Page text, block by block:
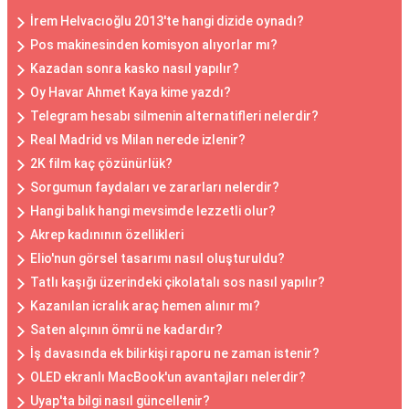
İrem Helvacıoğlu 2013'te hangi dizide oynadı?
Pos makinesinden komisyon alıyorlar mı?
Kazadan sonra kasko nasıl yapılır?
Oy Havar Ahmet Kaya kime yazdı?
Telegram hesabı silmenin alternatifleri nelerdir?
Real Madrid vs Milan nerede izlenir?
2K film kaç çözünürlük?
Sorgumun faydaları ve zararları nelerdir?
Hangi balık hangi mevsimde lezzetli olur?
Akrep kadınının özellikleri
Elio'nun görsel tasarımı nasıl oluşturuldu?
Tatlı kaşığı üzerindeki çikolatalı sos nasıl yapılır?
Kazanılan icralık araç hemen alınır mı?
Saten alçının ömrü ne kadardır?
İş davasında ek bilirkişi raporu ne zaman istenir?
OLED ekranlı MacBook'un avantajları nelerdir?
Uyap'ta bilgi nasıl güncellenir?